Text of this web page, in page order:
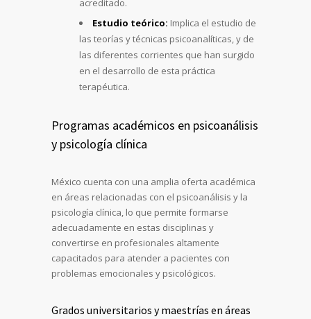
acreditado.
Estudio teórico: Implica el estudio de
las teorías y técnicas psicoanalíticas, y de
las diferentes corrientes que han surgido
en el desarrollo de esta práctica
terapéutica.
Programas académicos en psicoanálisis
y psicología clínica
México cuenta con una amplia oferta académica
en áreas relacionadas con el psicoanálisis y la
psicología clínica, lo que permite formarse
adecuadamente en estas disciplinas y
convertirse en profesionales altamente
capacitados para atender a pacientes con
problemas emocionales y psicológicos.
Grados universitarios y maestrías en áreas